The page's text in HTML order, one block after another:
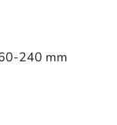
240 mm